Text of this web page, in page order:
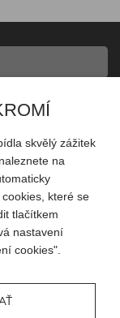
skvělý zážitek
na
které se
tlačítkem
nastavení
cookies".